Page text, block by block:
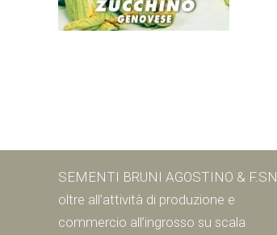
SEMENTI BRUNI AGOSTINO &
oltre all’attività di produzione e
commercio all’ingrosso su scala